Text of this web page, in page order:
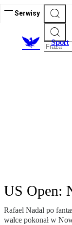
Serwisy
Sport
US Open:
Rafael Nadal po
walce pokonał w